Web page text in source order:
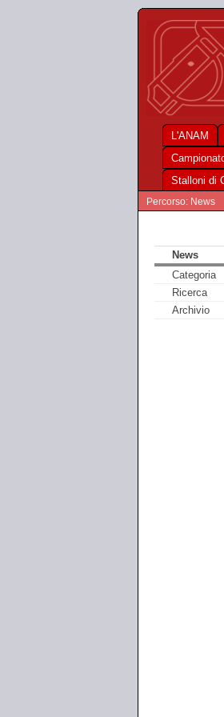
L'ANAM
Stalloni di
Percorso: News
News
Categoria
Ricerca
Archivio